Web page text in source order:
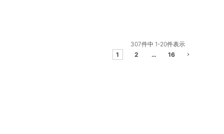
307件中 1-20件表示
1
2 … 16